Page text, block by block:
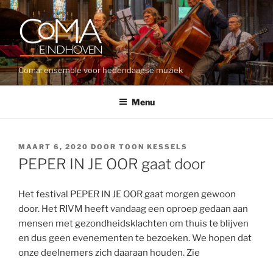
Ga
naar
inhoud
Coma: ensemble voor hedendaagse muziek
Menu
GEPLAATST
OP
MAART 6, 2020 DOOR TOON KESSELS
PEPER IN JE OOR gaat door
Het festival PEPER IN JE OOR gaat morgen gewoon
door. Het RIVM heeft vandaag een oproep gedaan aan
mensen met gezondheidsklachten om thuis te blijven
en dus geen evenementen te bezoeken. We hopen dat
onze deelnemers zich daaraan houden. Zie